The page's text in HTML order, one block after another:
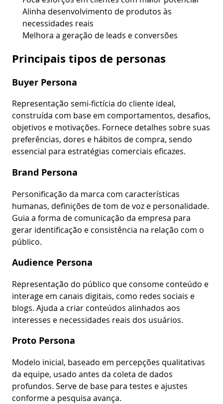
Alinha desenvolvimento de produtos às
necessidades reais
Melhora a geração de leads e conversões
Principais tipos de personas
Buyer Persona
Representação semi-fictícia do cliente ideal,
construída com base em comportamentos, desafios,
objetivos e motivações. Fornece detalhes sobre suas
preferências, dores e hábitos de compra, sendo
essencial para estratégias comerciais eficazes.
Brand Persona
Personificação da marca com características
humanas, definições de tom de voz e personalidade.
Guia a forma de comunicação da empresa para
gerar identificação e consistência na relação com o
público.
Audience Persona
Representação do público que consome conteúdo e
interage em canais digitais, como redes sociais e
blogs. Ajuda a criar conteúdos alinhados aos
interesses e necessidades reais dos usuários.
Proto Persona
Modelo inicial, baseado em percepções qualitativas
da equipe, usado antes da coleta de dados
profundos. Serve de base para testes e ajustes
conforme a pesquisa avança.